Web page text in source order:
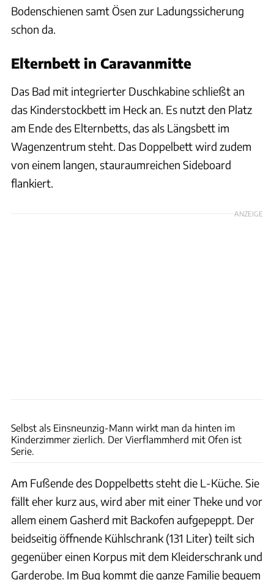
Bodenschienen samt Ösen zur Ladungssicherung
schon da.
Elternbett in Caravanmitte
Das Bad mit integrierter Duschkabine schließt an
das Kinderstockbett im Heck an. Es nutzt den Platz
am Ende des Elternbetts, das als Längsbett im
Wagenzentrum steht. Das Doppelbett wird zudem
von einem langen, stauraumreichen Sideboard
flankiert.
ANZEIGE
Selbst als Einsneunzig-Mann wirkt man da hinten im
Kinderzimmer zierlich. Der Vierflammherd mit Ofen ist
Serie.
Am Fußende des Doppelbetts steht die L-Küche. Sie
fällt eher kurz aus, wird aber mit einer Theke und vor
allem einem Gasherd mit Backofen aufgepeppt. Der
beidseitig öffnende Kühlschrank (131 Liter) teilt sich
gegenüber einen Korpus mit dem Kleiderschrank und
Garderobe. Im Bug kommt die ganze Familie bequem